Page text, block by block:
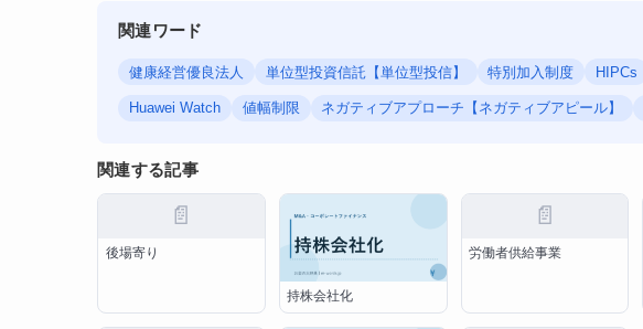
関連ワード
健康経営優良法人 単位型投資信託【単位型投信】 特別加入制度 HIPCs
Huawei Watch 値幅制限 ネガティブアプローチ【ネガティブアピール】
関連する記事
📄
後場寄り
持株会社化
📄
労働者供給事業